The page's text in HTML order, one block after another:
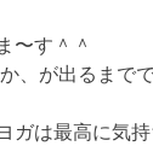
す＾＾
、が出るまで
ガは最高に気